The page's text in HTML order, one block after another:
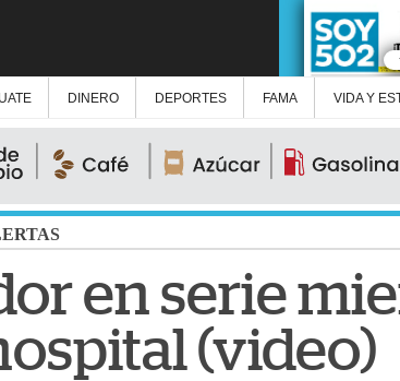
DINERO DEPORTES FAMA VIDA Y
en serie
(video)